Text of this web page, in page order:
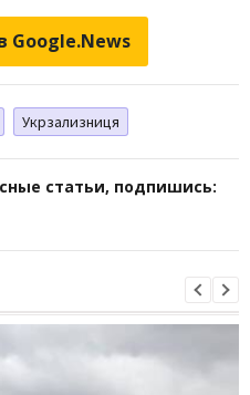
Google.News
Укрзализниця
статьи, подпишись: